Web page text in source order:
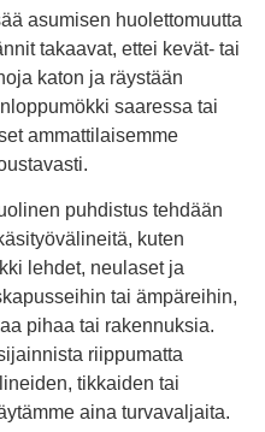
asumisen huolettomuutta
takaavat, ettei kevät- tai
katon ja räystään
saaressa tai
ammattilaisemme
puhdistus tehdään
kuten
lehdet, neulaset ja
tai ämpäreihin,
pihaa tai rakennuksia.
riippumatta
tikkaiden tai
aina turvavaljaita.